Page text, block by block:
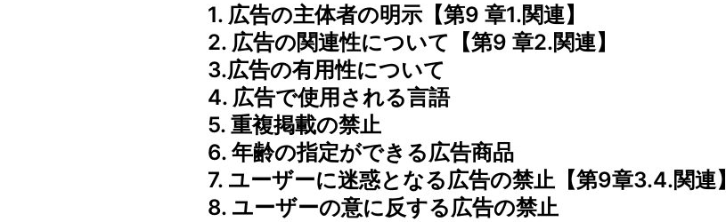
1. 広告の主体者の明示【第9 章1.関連】
2. 広告の関連性について【第9 章2.関連】
3.広告の有用性について
4. 広告で使用される言語
5. 重複掲載の禁止
6. 年齢の指定ができる広告商品
7. ユーザーに迷惑となる広告の禁止【第9章3.4.関連】
8. ユーザーの意に反する広告の禁止